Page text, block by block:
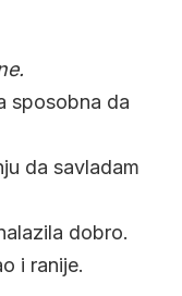
sposobna da
da savladam
dobro.
i ranije.